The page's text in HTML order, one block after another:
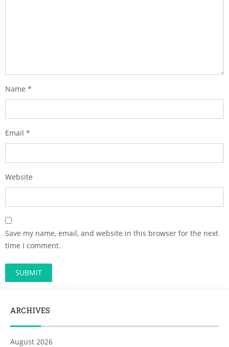
Name *
Email *
Website
Save my name, email, and website in this browser for the next
time I comment.
ARCHIVES
August 2026